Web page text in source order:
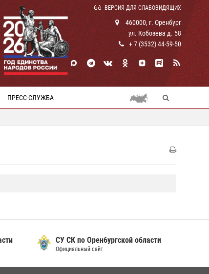
ВЕРСИЯ ДЛЯ СЛАБОВИДЯЩИХ
460000, г. Оренбург
ул. Кобозева д. 58
+ 7 (3532) 44-59-50
ПРЕСС-СЛУЖБА
СУ СК по Орен6ургской области
Официальный сайт